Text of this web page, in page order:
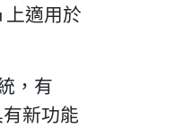
上適用於
，有
新功能